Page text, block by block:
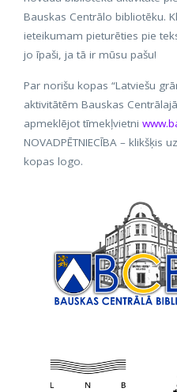
Bauskas Centrālo bibliotēku.
ieteikumam pieturēties pie
jo īpaši, ja tā ir mūsu pašu!
Par norišu kopas “Latviešu
aktivitātēm Bauskas
apmeklējot tīmekļvietni
NOVADPĒTNIECĪBA – klikšķis
kopas logo.